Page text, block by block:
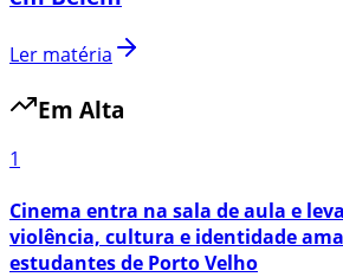
Ler matéria
Em Alta
1
Cinema entra na sala de aula e
violência, cultura e identidade
estudantes de Porto Velho